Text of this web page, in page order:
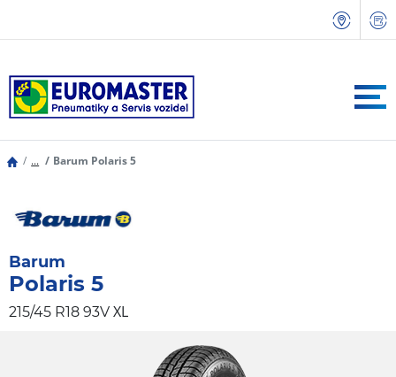
... Barum Polaris 5
Barum
Polaris 5
215/45 R18 93V XL